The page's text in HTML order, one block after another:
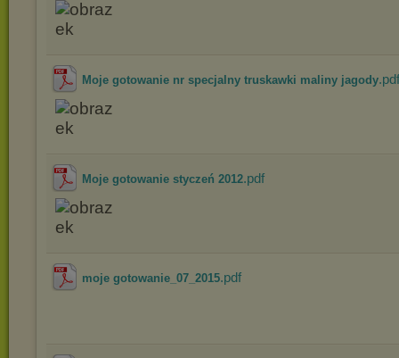
Moje gotowanie nr specjalny truskawki maliny jagody.pdf
Moje gotowanie styczeń 2012.pdf
moje gotowanie_07_2015.pdf